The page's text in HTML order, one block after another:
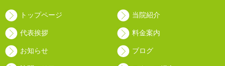
トップページ 当院紹介
代表挨拶 料金案内
お知らせ ブログ